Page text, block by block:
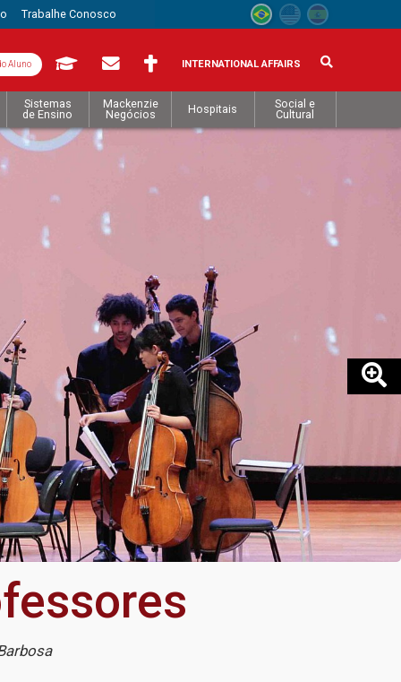
Trabalhe Conosco
Aluno INTERNATIONAL AFFAIRS
Sistemas
de Ensino
Mackenzie
Negócios
Hospitais
Social e
Cultural